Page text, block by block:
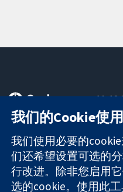
可信任的证据
知情决定
更完善的医疗健
康
11-13
Square
London
W1G
我们的Cookie使用
我们使用必要的
们还希望设置可选的
行改进。除非您启用
选的cookie。使用此